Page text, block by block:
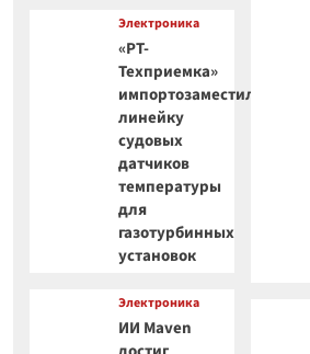
Электроника
«РТ-
Техприемка»
импортозаместила
линейку
судовых
датчиков
температуры
для
газотурбинных
установок
Электроника
ИИ Maven